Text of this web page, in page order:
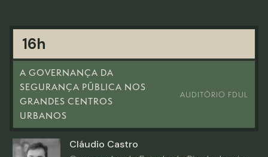
16h
A GOVERNANÇA DA
SEGURANÇA PÚBLICA NOS
GRANDES CENTROS
URBANOS
AUDITÓRIO FDUL
Cláudio Castro